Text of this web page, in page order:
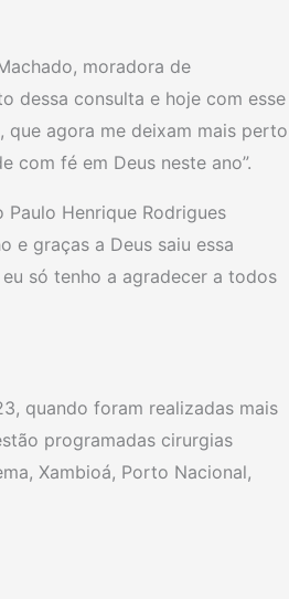
moradora de
dessa consulta e hoje com esse
que agora me deixam mais perto
com fé em Deus neste ano”.
Henrique Rodrigues
e graças a Deus saiu essa
só tenho a agradecer a todos
quando foram realizadas mais
programadas cirurgias
Xambioá, Porto Nacional,